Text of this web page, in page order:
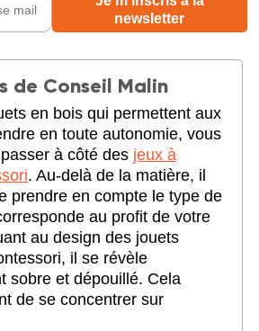
de Conseil Malin
en bois qui permettent aux
en toute autonomie, vous
à côté des jeux à
. Au-delà de la matière, il
prendre en compte le type de
au profit de votre
au design des jouets
il se révèle
sobre et dépouillé. Cela
de se concentrer sur